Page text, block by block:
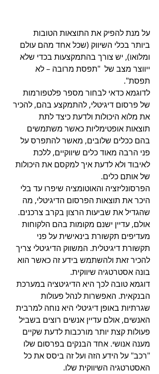
על מנת להפיק את התוצאות הטובות
ביותר בכלי השיווק (שכל אחד מהם עולם
ומלואו), יש צורך בהתמקצעות בכדי שלא
ייווצר מצב של  "תפסת מרובה – לא
תפסת".
לדוגמא כדאי לבחור מספר פלטפורמות
של פרסום דיגיטלי, להתמקצע בהם, להכיר
את מלוא היכולות ולדעת כיצד לתת
תוצאות אופטימליות כאשר משתמשים
בהם ככלים שלובים, מאשר להתפרס על
פני הרבה מאוד כלים שיווקיים, ללכת
לאיבוד ולא לדעת איך למקסם את היכולות
של אותם כלים.
הפרסונליזציה והאוטומציה שיפרו עד בלי
היכר את תוצאות הפרסום הדיגיטלי, מה
שהגדיל את שביעות הרצון בקרב צרכנים.
אולם, עדיין ישנם מקומות בהם הלקוחות
מעדיפים תקשורת בינאישית על פני
תקשורת דיגיטלית. המשווק הדיגיטלי צריך
להכיר זאת ולהשתמש בידע זה כאשר הוא
בונה אסטרטגיה שיווקית.
דוגמא טובה לכך היא הדיגיטציה במערכת
הבנקאית. האפשרות לנהל פעולות
שגרתיות באופן דיגיטלי היא נוחה למרבית
האנשים, אולם עדיין אנשים רוצים בשביל
פעולות קצת יותר מורכבות לדעת שקיים
מענה אנושי. אחד הבנקים בפרסום שלו
"רכב" על הידע הזה ועל זה ביסס את כל
האסטרטגיה השיווקית שלו.